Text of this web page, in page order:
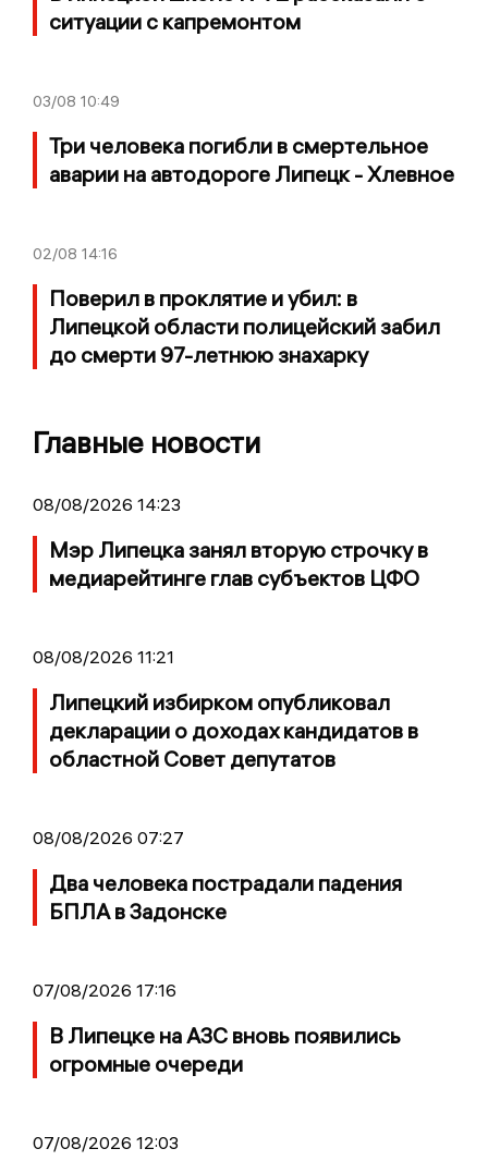
ситуации с капремонтом
03/08 10:49
Три человека погибли в смертельное
аварии на автодороге Липецк - Хлевное
02/08 14:16
Поверил в проклятие и убил: в
Липецкой области полицейский забил
до смерти 97-летнюю знахарку
Главные новости
08/08/2026 14:23
Мэр Липецка занял вторую строчку в
медиарейтинге глав субъектов ЦФО
08/08/2026 11:21
Липецкий избирком опубликовал
декларации о доходах кандидатов в
областной Совет депутатов
08/08/2026 07:27
Два человека пострадали падения
БПЛА в Задонске
07/08/2026 17:16
В Липецке на АЗС вновь появились
огромные очереди
07/08/2026 12:03